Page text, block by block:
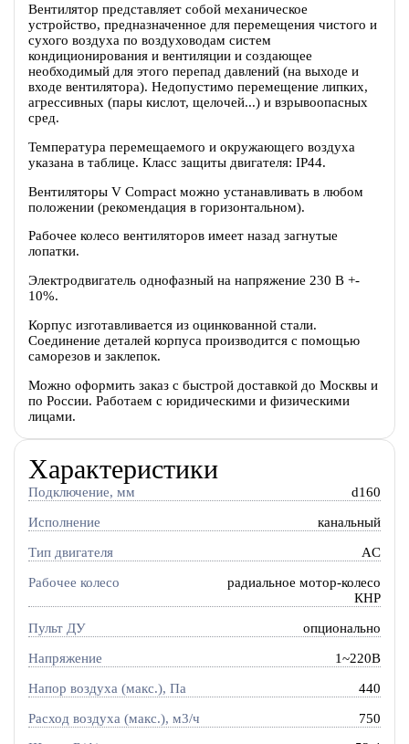
Вентилятор представляет собой механическое
устройство, предназначенное для перемещения чистого и
сухого воздуха по воздуховодам систем
кондиционирования и вентиляции и создающее
необходимый для этого перепад давлений (на выходе и
входе вентилятора). Недопустимо перемещение липких,
агрессивных (пары кислот, щелочей...) и взрывоопасных
сред.
Температура перемещаемого и окружающего воздуха
указана в таблице. Класс защиты двигателя: IP44.
Вентиляторы V Compact можно устанавливать в любом
положении (рекомендация в горизонтальном).
Рабочее колесо вентиляторов имеет назад загнутые
лопатки.
Электродвигатель однофазный на напряжение 230 В +-
10%.
Корпус изготавливается из оцинкованной стали.
Соединение деталей корпуса производится с помощью
саморезов и заклепок.
Можно оформить заказ с быстрой доставкой до Москвы и
по России. Работаем с юридическими и физическими
лицами.
Характеристики
Подключение, мм d160
Исполнение канальный
Тип двигателя AC
Рабочее колесо
радиальное мотор-колесо
КНР
Пульт ДУ опционально
Напряжение 1~220В
Напор воздуха (макс.), Па 440
Расход воздуха (макс.), м3/ч 750